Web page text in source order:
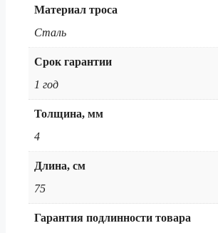
Материал троса
Сталь
Срок гарантии
1 год
Толщина, мм
4
Длина, см
75
Гарантия подлинности товара